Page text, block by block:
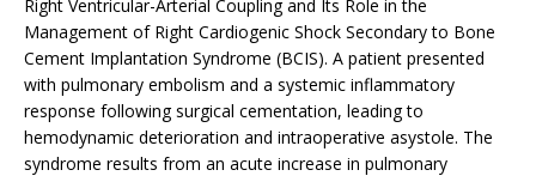
Right Ventricular-Arterial Coupling and Its Role in the
Management of Right Cardiogenic Shock Secondary to Bone
Cement Implantation Syndrome (BCIS). A patient presented
with pulmonary embolism and a systemic inflammatory
response following surgical cementation, leading to
hemodynamic deterioration and intraoperative asystole. The
syndrome results from an acute increase in pulmonary